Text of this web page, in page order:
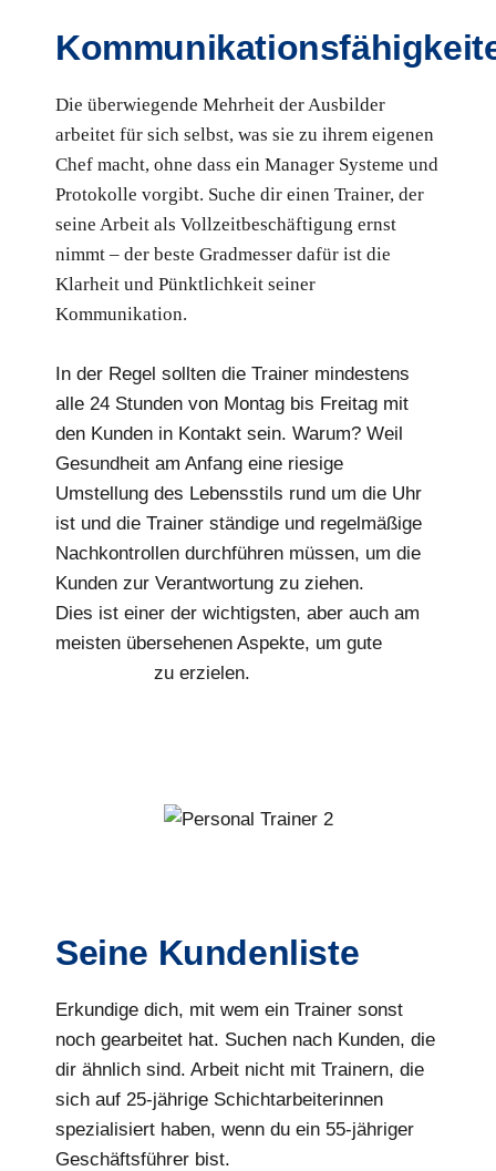
Die überwiegende Mehrheit der Ausbilder
arbeitet für sich selbst, was sie zu ihrem eigenen
Chef macht, ohne dass ein Manager Systeme und
Protokolle vorgibt. Suche dir einen Trainer, der
seine Arbeit als Vollzeitbeschäftigung ernst
nimmt – der beste Gradmesser dafür ist die
Klarheit und Pünktlichkeit seiner
Kommunikation.
In der Regel sollten die Trainer mindestens
alle 24 Stunden von Montag bis Freitag mit
den Kunden in Kontakt sein. Warum? Weil
Gesundheit am Anfang eine riesige
Umstellung des Lebensstils rund um die Uhr
ist und die Trainer ständige und regelmäßige
Nachkontrollen durchführen müssen, um die
Kunden zur Verantwortung zu ziehen.
Dies ist einer der wichtigsten, aber auch am
meisten übersehenen Aspekte, um gute
zu erzielen.
Seine Kundenliste
Erkundige dich, mit wem ein Trainer sonst
noch gearbeitet hat. Suchen nach Kunden, die
dir ähnlich sind. Arbeit nicht mit Trainern, die
sich auf 25-jährige Schichtarbeiterinnen
spezialisiert haben, wenn du ein 55-jähriger
Geschäftsführer bist.